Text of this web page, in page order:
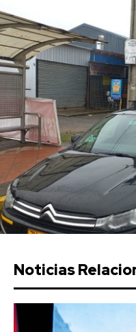
Noticias